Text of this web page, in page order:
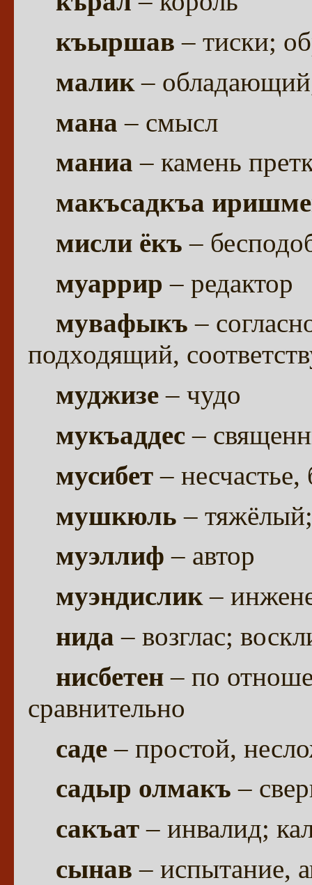
къыршав – тиски;
малик–
мана – смысл
маниа – камень
макъсадкъа
мисли ёкъ –
муаррир – редактор
мувафыкъ –
подходящий,
муджизе– чудо
мукъаддес–
мусибет– несчастье,
мушкюль –
муэллиф – автор
муэндислик–
нида – возглас;
нисбетен– по
сравнительно
саде– простой,
садыр олмакъ –
сакъат– инвалид;
сынав – испытание,